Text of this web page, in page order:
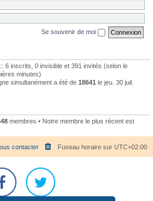
Se souvenir de moi
6 inscrits, 0 invisible et 391 invités (selon le
minutes)
simultanément a été de 18641 le jeu. 30 juil.
membres • Notre membre le plus récent est
Fuseau horaire sur UTC+02:00
contacter